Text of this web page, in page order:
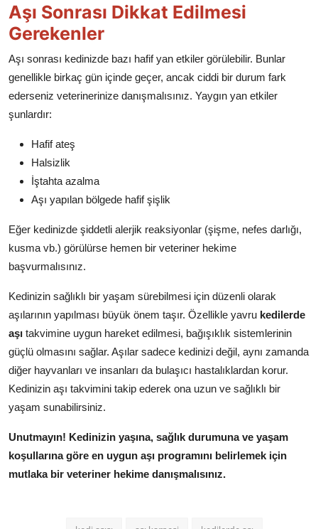
Aşı Sonrası Dikkat Edilmesi
Gerekenler
Aşı sonrası kedinizde bazı hafif yan etkiler görülebilir. Bunlar
genellikle birkaç gün içinde geçer, ancak ciddi bir durum fark
ederseniz veterinerinize danışmalısınız. Yaygın yan etkiler
şunlardır:
Hafif ateş
Halsizlik
İştahta azalma
Aşı yapılan bölgede hafif şişlik
Eğer kedinizde şiddetli alerjik reaksiyonlar (şişme, nefes darlığı,
kusma vb.) görülürse hemen bir veteriner hekime
başvurmalısınız.
Kedinizin sağlıklı bir yaşam sürebilmesi için düzenli olarak
aşılarının yapılması büyük önem taşır. Özellikle yavru kedilerde
aşı takvimine uygun hareket edilmesi, bağışıklık sistemlerinin
güçlü olmasını sağlar. Aşılar sadece kedinizi değil, aynı zamanda
diğer hayvanları ve insanları da bulaşıcı hastalıklardan korur.
Kedinizin aşı takvimini takip ederek ona uzun ve sağlıklı bir
yaşam sunabilirsiniz.
Unutmayın! Kedinizin yaşına, sağlık durumuna ve yaşam
koşullarına göre en uygun aşı programını belirlemek için
mutlaka bir veteriner hekime danışmalısınız.